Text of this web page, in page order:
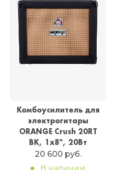
Комбоусилитель для
электрогитары
ORANGE Crush 20RT
BK, 1х8", 20Вт
20 600 руб.